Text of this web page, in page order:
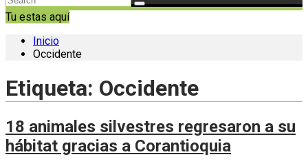
Tu estas aquí
Inicio
Occidente
Etiqueta: Occidente
18 animales silvestres regresaron a su
hábitat gracias a Corantioquia